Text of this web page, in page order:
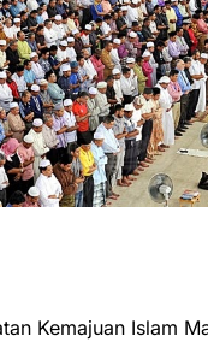
Kemajuan Islam